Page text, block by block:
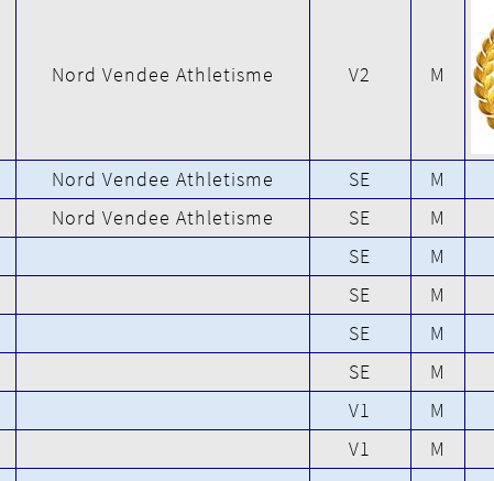
Nord Vendee Athletisme V2 M
Nord Vendee Athletisme SE
M
Nord Vendee Athletisme SE
M
SE
M
SE
M
SE
M
SE
M
V1
M
V1
M